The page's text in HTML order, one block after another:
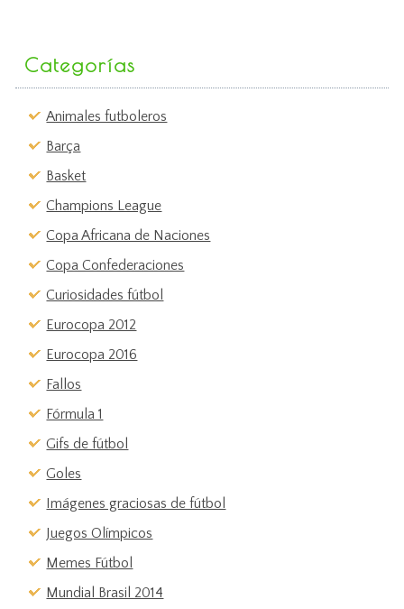
Categorías
Animales futboleros
Barça
Basket
Champions League
Copa Africana de Naciones
Copa Confederaciones
Curiosidades fútbol
Eurocopa 2012
Eurocopa 2016
Fallos
Fórmula 1
Gifs de fútbol
Goles
Imágenes graciosas de fútbol
Juegos Olímpicos
Memes Fútbol
Mundial Brasil 2014